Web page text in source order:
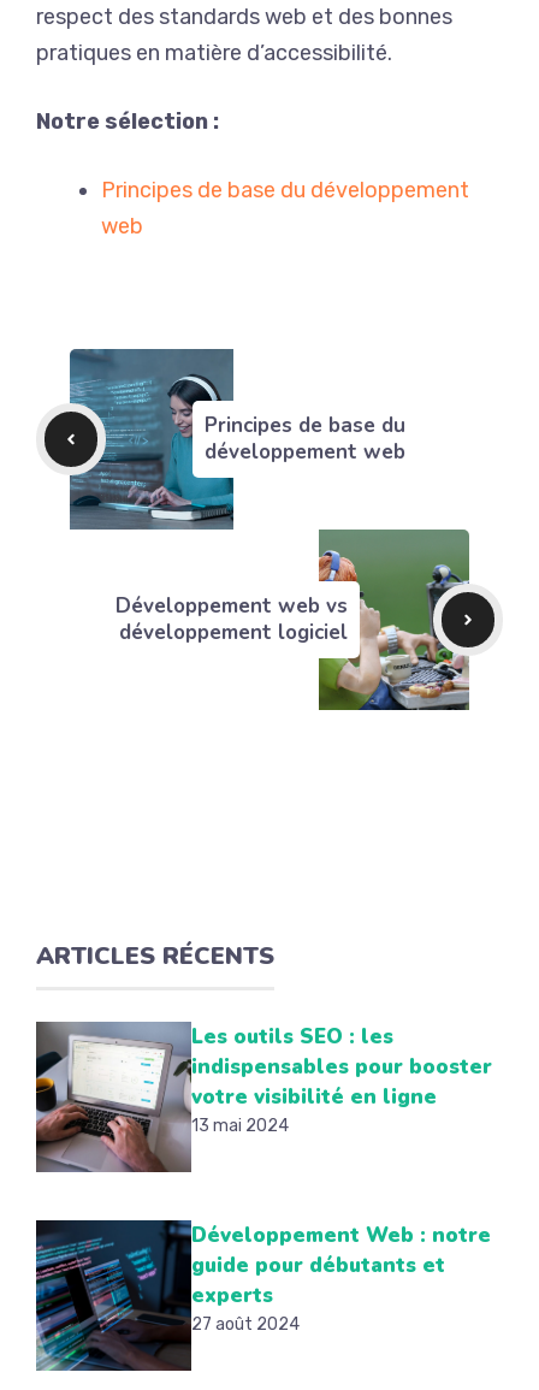
respect des standards web et des bonnes
pratiques en matière d’accessibilité.
Notre sélection :
Principes de base du développement
web
Principes de base du
développement web
Développement web vs
développement logiciel
ARTICLES RÉCENTS
Les outils SEO : les
indispensables pour booster
votre visibilité en ligne
13 mai 2024
Développement Web : notre
guide pour débutants et
experts
27 août 2024